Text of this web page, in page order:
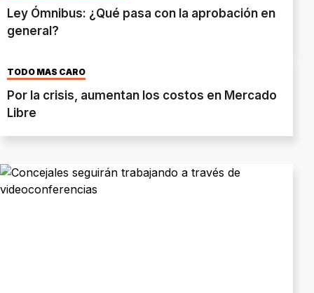
Ley Ómnibus: ¿Qué pasa con la aprobación en
general?
TODO MÁS CARO
Por la crisis, aumentan los costos en Mercado
Libre